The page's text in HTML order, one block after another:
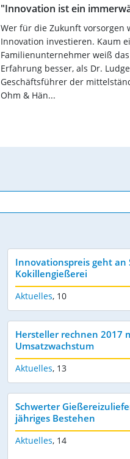
"Innovation ist ein
Wer für die Zukunft vorsorgen
Innovation investieren. Kaum
Familienunternehmer weiß
Erfahrung besser, als Dr.
Geschäftsführer der
Ohm & Hän...
Innovationspreis geht an
Kokillengießerei
Aktuelles, 10
Hersteller rechnen 2017
Umsatzwachstum
Aktuelles, 13
Schwerter
jähriges Bestehen
Aktuelles, 14